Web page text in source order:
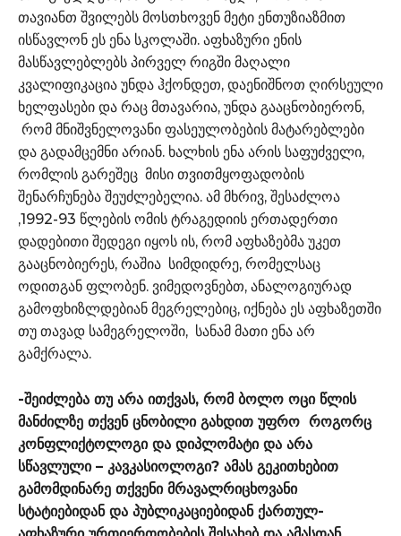
თავიანთ შვილებს მოსთხოვენ მეტი ენთუზიაზმით
ისწავლონ ეს ენა სკოლაში. აფხაზური ენის
მასწავლებლებს პირველ რიგში მაღალი
კვალიფიკაცია უნდა ჰქონდეთ, დაენიშნოთ ღირსეული
ხელფასები და რაც მთავარია, უნდა გააცნობიერონ,
რომ მნიშვნელოვანი ფასეულობების მატარებლები
და გადამცემნი არიან. ხალხის ენა არის საფუძველი,
რომლის გარეშეც მისი თვითმყოფადობის
შენარჩუნება შეუძლებელია. ამ მხრივ, შესაძლოა
,1992-93 წლების ომის ტრაგედიის ერთადერთი
დადებითი შედეგი იყოს ის, რომ აფხაზებმა უკეთ
გააცნობიერეს, რაშია სიმდიდრე, რომელსაც
ოდითგან ფლობენ. ვიმედოვნებთ, ანალოგიურად
გამოფხიზლდებიან მეგრელებიც, იქნება ეს აფხაზეთში
თუ თავად სამეგრელოში, სანამ მათი ენა არ
გამქრალა.
-შეიძლება თუ არა ითქვას, რომ ბოლო ოცი წლის
მანძილზე თქვენ ცნობილი გახდით უფრო როგორც
კონფლიქტოლოგი და დიპლომატი და არა
სწავლული – კავკასიოლოგი? ამას გეკითხებით
გამომდინარე თქვენი მრავალრიცხოვანი
სტატიებიდან და პუბლიკაციებიდან ქართულ-